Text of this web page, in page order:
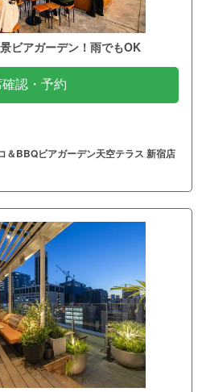
ビアガーデン！雨でもOK
確認・予約
＆BBQビアガーデン天空テラス 新宿店